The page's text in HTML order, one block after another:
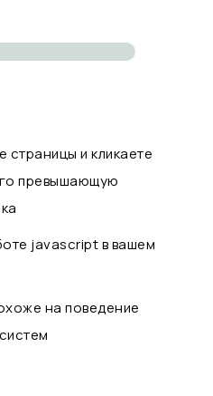
страницы и кликаете
превышающую
javascript в вашем
на поведение